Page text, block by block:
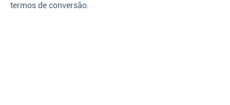
termos de conversão.